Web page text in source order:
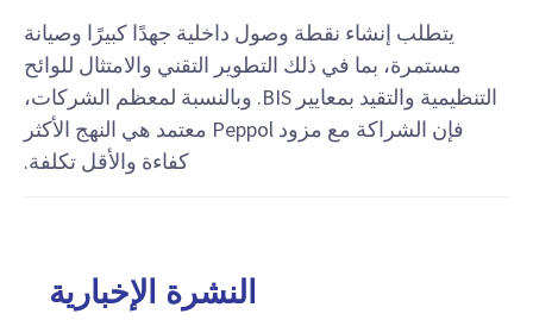
يتطلب إنشاء نقطة وصول داخلية جهدًا كبيرًا وصيانة
مستمرة، بما في ذلك التطوير التقني والامتثال للوائح
التنظيمية والتقيد بمعايير BIS. وبالنسبة لمعظم الشركات،
فإن الشراكة مع مزود Peppol معتمد هي النهج الأكثر
كفاءة والأقل تكلفة.
النشرة الإخبارية